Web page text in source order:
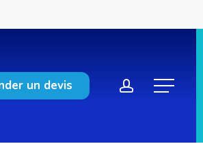
un devis account
Menu